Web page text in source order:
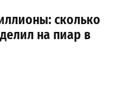
сколько
на пиар в